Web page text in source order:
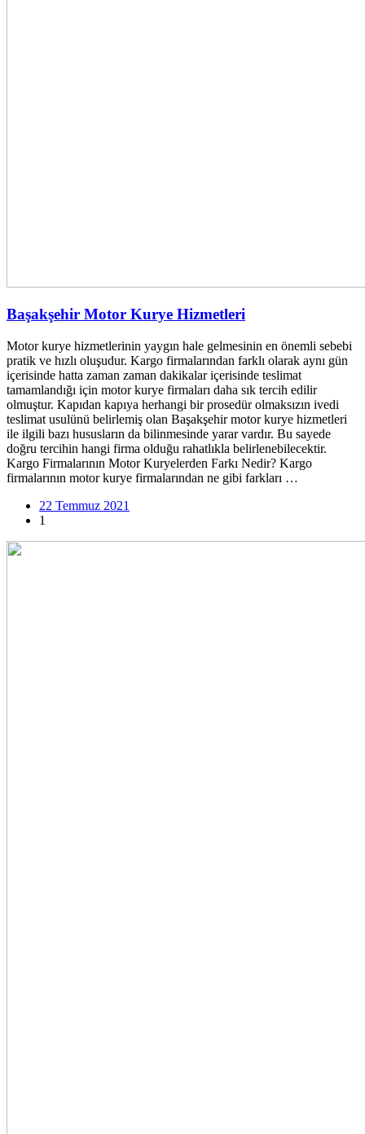
Başakşehir Motor Kurye Hizmetleri
Motor kurye hizmetlerinin yaygın hale gelmesinin en önemli sebebi
pratik ve hızlı oluşudur. Kargo firmalarından farklı olarak aynı gün
içerisinde hatta zaman zaman dakikalar içerisinde teslimat
tamamlandığı için motor kurye firmaları daha sık tercih edilir
olmuştur. Kapıdan kapıya herhangi bir prosedür olmaksızın ivedi
teslimat usulünü belirlemiş olan Başakşehir motor kurye hizmetleri
ile ilgili bazı hususların da bilinmesinde yarar vardır. Bu sayede
doğru tercihin hangi firma olduğu rahatlıkla belirlenebilecektir.
Kargo Firmalarının Motor Kuryelerden Farkı Nedir? Kargo
firmalarının motor kurye firmalarından ne gibi farkları …
22 Temmuz 2021
1